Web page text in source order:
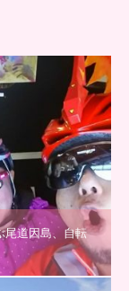
尾道因島、自転